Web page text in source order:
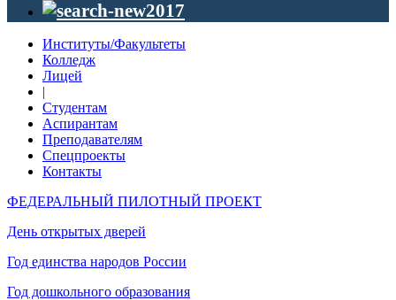
Институты/Факультеты
Колледж
Лицей
|
Студентам
Аспирантам
Преподавателям
Спецпроекты
Контакты
ФЕДЕРАЛЬНЫЙ ПИЛОТНЫЙ ПРОЕКТ
День открытых дверей
Год единства народов России
Год дошкольного образования